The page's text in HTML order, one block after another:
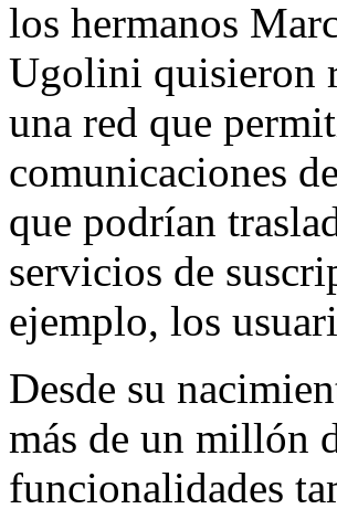
los hermanos
Ugolini quisieron
una red que
comunicaciones
que podrían
servicios de
ejemplo, los
Desde su
más de un millón
funcionalidades